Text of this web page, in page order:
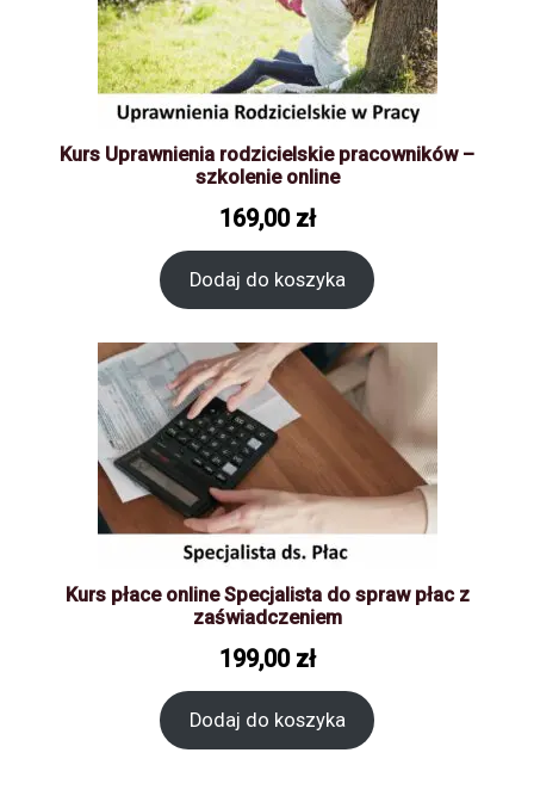
Kurs Uprawnienia rodzicielskie pracowników –
szkolenie online
169,00 zł
Dodaj do koszyka
Kurs płace online Specjalista do spraw płac z
zaświadczeniem
199,00 zł
Dodaj do koszyka